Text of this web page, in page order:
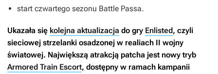
start czwartego sezonu Battle Passa.
Ukazała się kolejna aktualizacja do gry Enlisted, czyli
sieciowej strzelanki osadzonej w realiach II wojny
światowej. Największą atrakcją patcha jest nowy tryb
Armored Train Escort, dostępny w ramach kampanii